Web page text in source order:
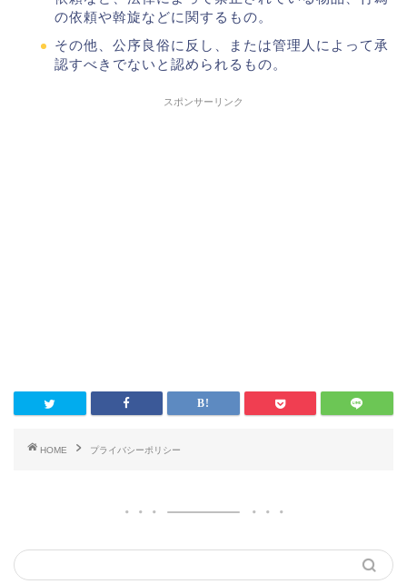
の依頼や斡旋などに関するもの。
その他、公序良俗に反し、または管理人によって承
認すべきでないと認められるもの。
スポンサーリンク
HOME プライバシーポリシー